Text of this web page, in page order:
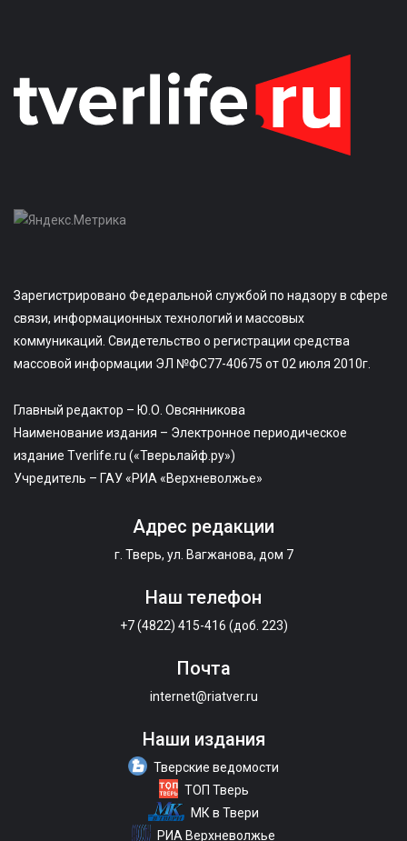
Зарегистрировано Федеральной службой по надзору в сфере
связи, информационных технологий и массовых
коммуникаций. Свидетельство о регистрации средства
массовой информации ЭЛ №ФС77-40675 от 02 июля 2010г.
Главный редактор – Ю.О. Овсянникова
Наименование издания – Электронное периодическое
издание Tverlife.ru («Тверьлайф.ру»)
Учредитель – ГАУ «РИА «Верхневолжье»
Адрес редакции
г. Тверь, ул. Вагжанова, дом 7
Наш телефон
+7 (4822) 415-416 (доб. 223)
Почта
internet@riatver.ru
Наши издания
Тверские ведомости
ТОП Тверь
МК в Твери
РИА Верхневолжье